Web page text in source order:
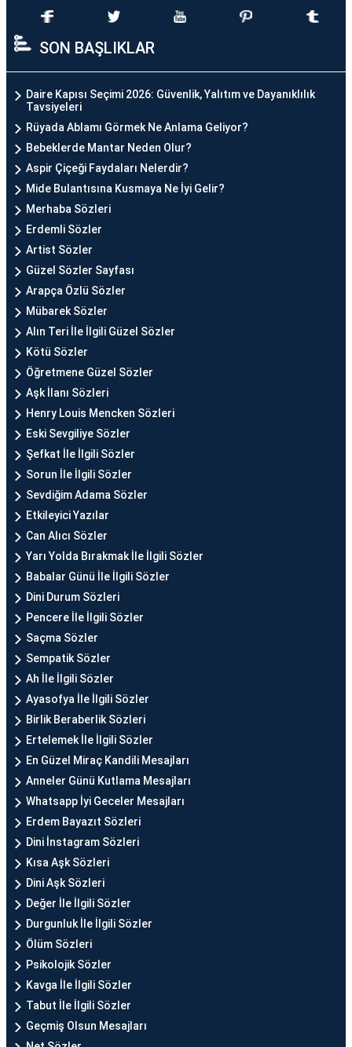
SON BAŞLIKLAR
Daire Kapısı Seçimi 2026: Güvenlik, Yalıtım ve Dayanıklılık
Tavsiyeleri
Rüyada Ablamı Görmek Ne Anlama Geliyor?
Bebeklerde Mantar Neden Olur?
Aspir Çiçeği Faydaları Nelerdir?
Mide Bulantısına Kusmaya Ne İyi Gelir?
Merhaba Sözleri
Erdemli Sözler
Artist Sözler
Güzel Sözler Sayfası
Arapça Özlü Sözler
Mübarek Sözler
Alın Teri İle İlgili Güzel Sözler
Kötü Sözler
Öğretmene Güzel Sözler
Aşk İlanı Sözleri
Henry Louis Mencken Sözleri
Eski Sevgiliye Sözler
Şefkat İle İlgili Sözler
Sorun İle İlgili Sözler
Sevdiğim Adama Sözler
Etkileyici Yazılar
Can Alıcı Sözler
Yarı Yolda Bırakmak İle İlgili Sözler
Babalar Günü İle İlgili Sözler
Dini Durum Sözleri
Pencere İle İlgili Sözler
Saçma Sözler
Sempatik Sözler
Ah İle İlgili Sözler
Ayasofya İle İlgili Sözler
Birlik Beraberlik Sözleri
Ertelemek İle İlgili Sözler
En Güzel Miraç Kandili Mesajları
Anneler Günü Kutlama Mesajları
Whatsapp İyi Geceler Mesajları
Erdem Bayazıt Sözleri
Dini İnstagram Sözleri
Kısa Aşk Sözleri
Dini Aşk Sözleri
Değer İle İlgili Sözler
Durgunluk İle İlgili Sözler
Ölüm Sözleri
Psikolojik Sözler
Kavga İle İlgili Sözler
Tabut İle İlgili Sözler
Geçmiş Olsun Mesajları